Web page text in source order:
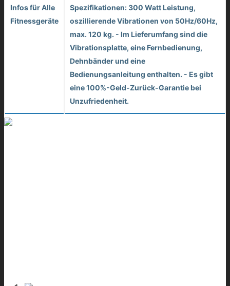
Infos für Alle
Fitnessgeräte
Spezifikationen: 300 Watt Leistung,
oszillierende Vibrationen von 50Hz/60Hz,
max. 120 kg. - Im Lieferumfang sind die
Vibrationsplatte, eine Fernbedienung,
Dehnbänder und eine
Bedienungsanleitung enthalten. - Es gibt
eine 100%-Geld-Zurück-Garantie bei
Unzufriedenheit.